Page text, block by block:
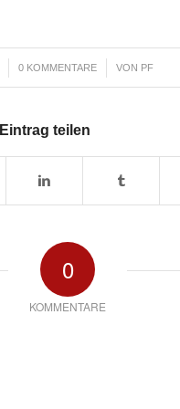
0 KOMMENTARE
/ VON PF
Eintrag teilen
0
KOMMENTARE